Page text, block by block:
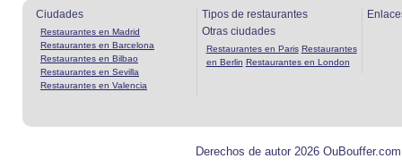
Ciudades
Restaurantes en Madrid
Restaurantes en Barcelona
Restaurantes en Bilbao
Restaurantes en Sevilla
Restaurantes en Valencia
Tipos de restaurantes
Otras ciudades
Restaurantes en Paris Restaurantes
en Berlin Restaurantes en London
Derechos de autor 2026